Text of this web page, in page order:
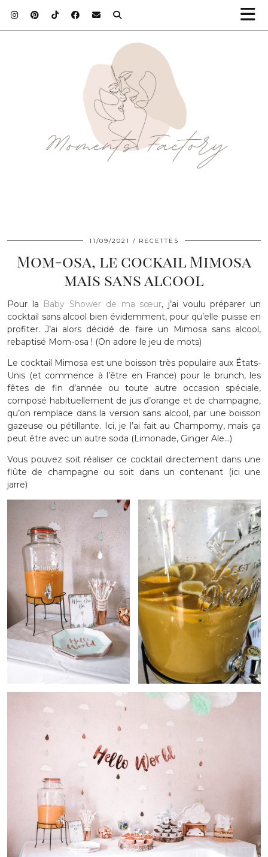
11/09/2021 RECETTES
Mom-osa, le cockail Mimosa
mais sans alcool
Pour la Baby Shower de ma sœur, j’ai voulu préparer un
cocktail sans alcool bien évidemment, pour qu’elle puisse en
profiter. J’ai alors décidé de faire un Mimosa sans alcool,
rebaptisé Mom-osa ! (On adore le jeu de mots)
Le cocktail Mimosa est une boisson très populaire aux États-
Unis (et commence à l’être en France) pour le brunch, les
fêtes de fin d’année ou toute autre occasion spéciale,
composé habituellement de jus d’orange et de champagne,
qu’on remplace dans la version sans alcool, par une boisson
gazeuse ou pétillante. Ici, je l’ai fait au Champomy, mais ça
peut être avec un autre soda (Limonade, Ginger Ale…)
Vous pouvez soit réaliser ce cocktail directement dans une
flûte de champagne ou soit dans un contenant (ici une
jarre)